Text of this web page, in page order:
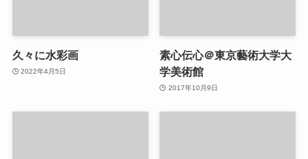
久々に水彩画
2022年4月5日
素心伝心＠東京藝術大学大
学美術館
2017年10月9日